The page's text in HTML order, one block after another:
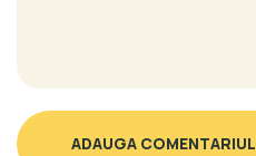
ADAUGA COMENTARIUL